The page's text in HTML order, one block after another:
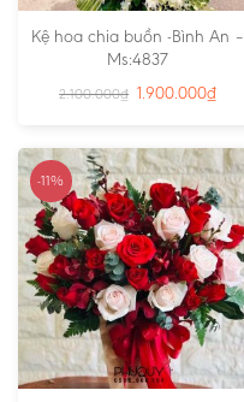
Kệ hoa chia buồn -Bình An –
Ms:4837
2.100.000₫ 1.900.000₫
-11%